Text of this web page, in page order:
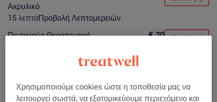
Ακρυλικό
15 λεπτάΠροβολή Λεπτομερειών
Πεντικιούρ Θεραπευτικό
€ 20 Επιλογή
Εμφάνιση 1 περισσότερων σχετικών υπηρεσιών...
Χρησιμοποιούμε cookies ώστε η τοποθεσία μας να
λειτουργεί σωστά, να εξατομικεύουμε περιεχόμενο και